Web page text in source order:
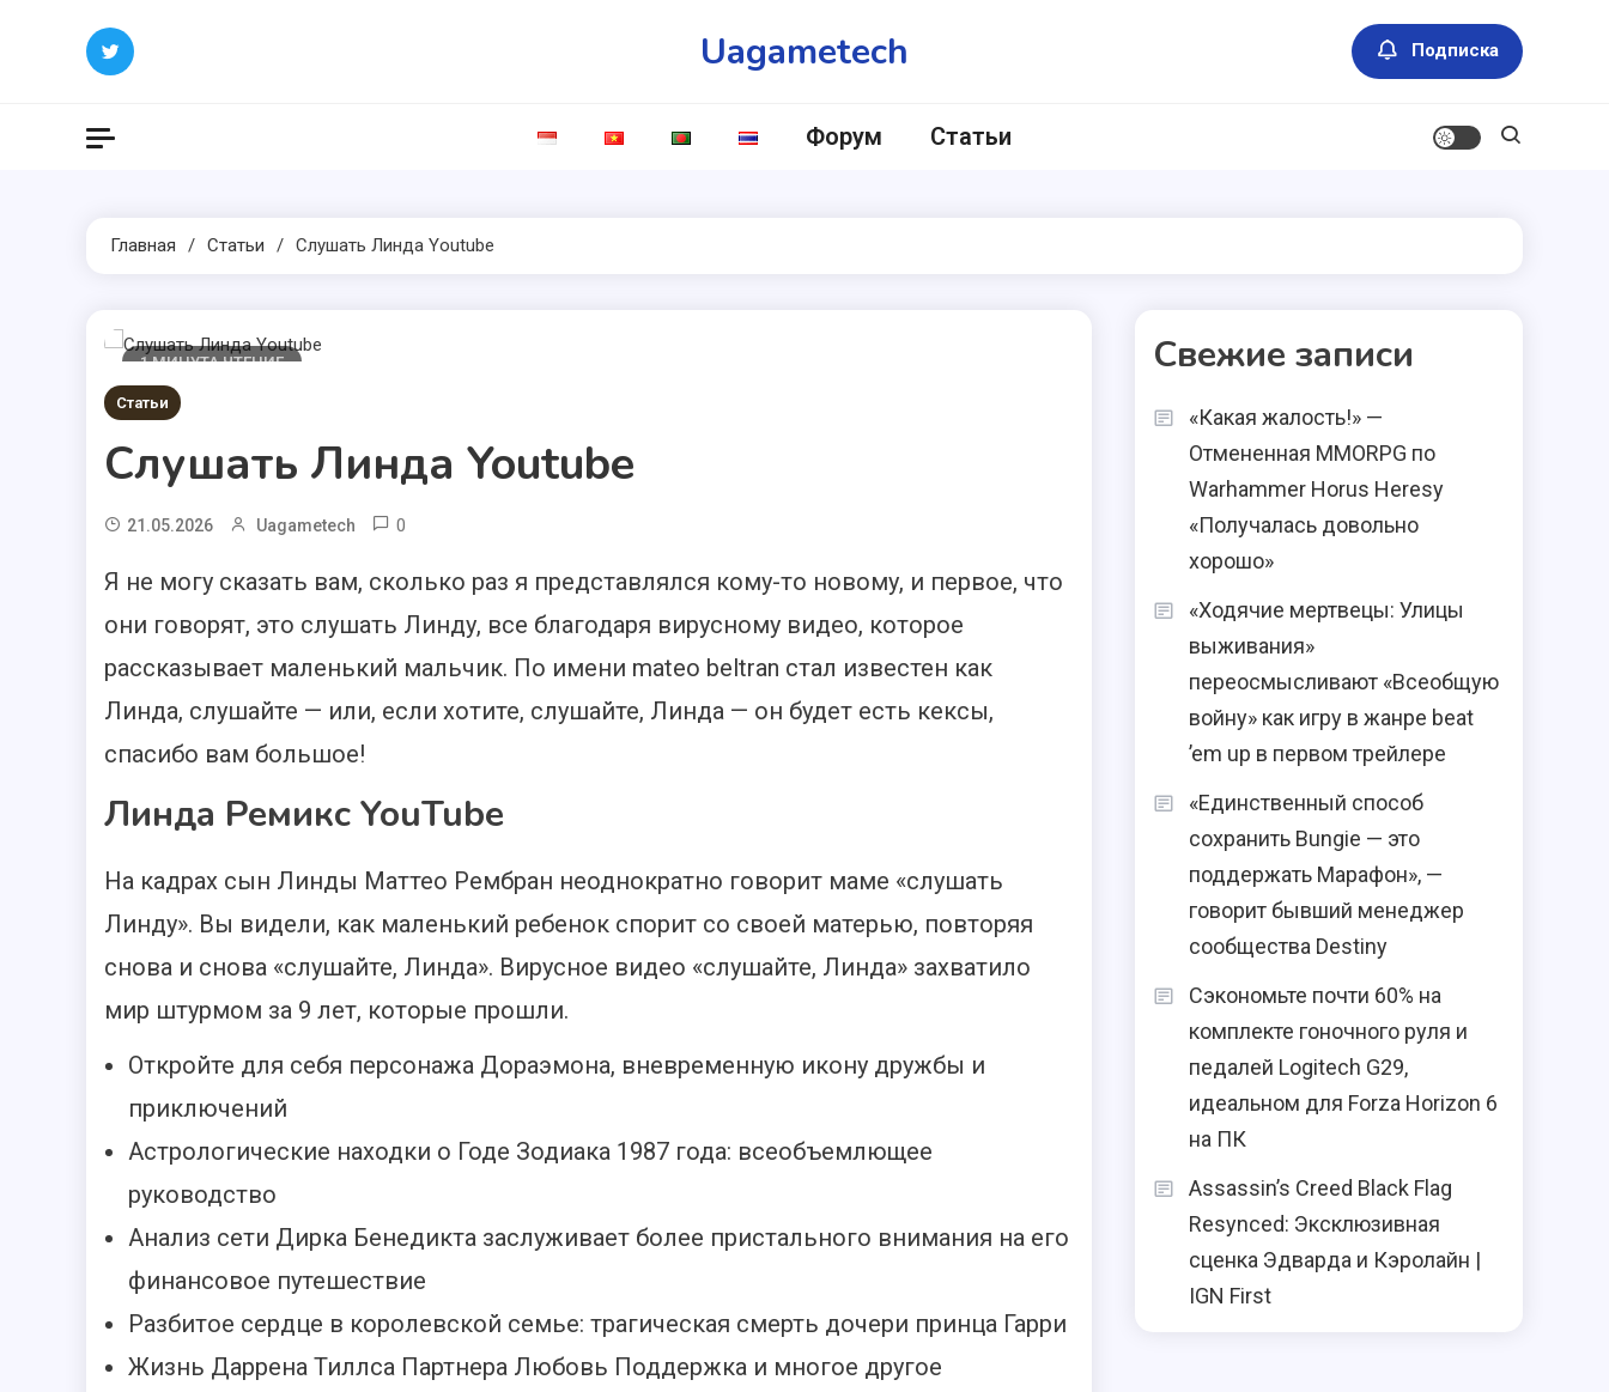
содержимому
Uagametech Подписка
Форум Статьи
Главная Статьи Слушать Линда Youtube
1 МИНУТА ЧТЕНИЕ
Статьи
Слушать Линда Youtube
21.05.2026 Uagametech 0
Я не могу сказать вам, сколько раз я представлялся кому-то новому, и первое, что
они говорят, это слушать Линду, все благодаря вирусному видео, которое
рассказывает маленький мальчик. По имени mateo beltran стал известен как
Линда, слушайте — или, если хотите, слушайте, Линда — он будет есть кексы,
спасибо вам большое!
Линда Ремикс YouTube
На кадрах сын Линды Маттео Рембран неоднократно говорит маме «слушать
Линду». Вы видели, как маленький ребенок спорит со своей матерью, повторяя
снова и снова «слушайте, Линда». Вирусное видео «слушайте, Линда» захватило
мир штурмом за 9 лет, которые прошли.
Откройте для себя персонажа Дораэмона, вневременную икону дружбы и
приключений
Астрологические находки о Годе Зодиака 1987 года: всеобъемлющее
руководство
Анализ сети Дирка Бенедикта заслуживает более пристального внимания на его
финансовое путешествие
Разбитое сердце в королевской семье: трагическая смерть дочери принца Гарри
Жизнь Даррена Тиллса Партнера Любовь Поддержка и многое другое
Свежие записи
«Какая жалость!» —
Отмененная MMORPG по
Warhammer Horus Heresy
«Получалась довольно
хорошо»
«Ходячие мертвецы: Улицы
выживания»
переосмысливают «Всеобщую
войну» как игру в жанре beat
’em up в первом трейлере
«Единственный способ
сохранить Bungie — это
поддержать Марафон», —
говорит бывший менеджер
сообщества Destiny
Сэкономьте почти 60% на
комплекте гоночного руля и
педалей Logitech G29,
идеальном для Forza Horizon 6
на ПК
Assassin’s Creed Black Flag
Resynced: Эксклюзивная
сценка Эдварда и Кэролайн |
IGN First